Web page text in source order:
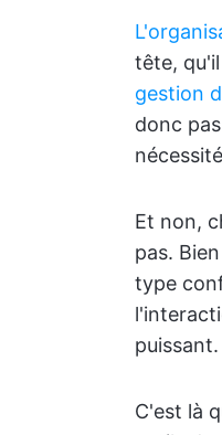
tête,
gestion
donc
Et non,
pas.
type
puissant.
C'est là